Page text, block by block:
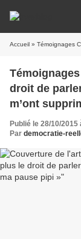
Accueil » Témoignages
droit de
m’ont
Publié le 28/10/2015
Par democratie-